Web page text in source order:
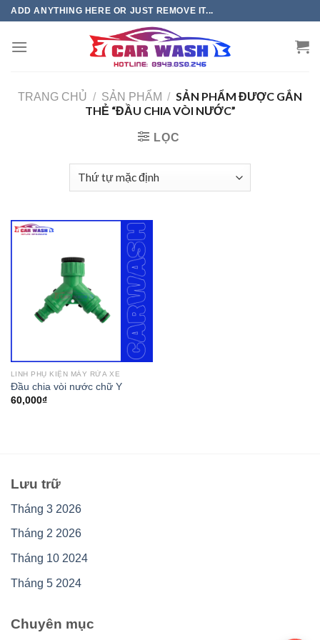
Chuyển
phần
ADD ANYTHING HERE OR JUST REMOVE IT...
TRANG CHỦ / SẢN PHẨM / SẢN PHẨM ĐƯỢC GẮN
THẺ “ĐẦU CHIA VÒI NƯỚC”
LỌC
LINH PHỤ KIỆN MÁY RỬA XE
Đầu chia vòi nước chữ Y
60,000₫
Lưu trữ
Tháng 3 2026
Tháng 2 2026
Tháng 10 2024
Tháng 5 2024
Chuyên mục